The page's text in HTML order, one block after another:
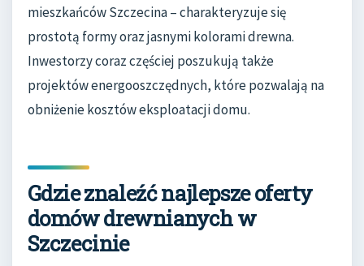
mieszkańców Szczecina – charakteryzuje się
prostotą formy oraz jasnymi kolorami drewna.
Inwestorzy coraz częściej poszukują także
projektów energooszczędnych, które pozwalają na
obniżenie kosztów eksploatacji domu.
Gdzie znaleźć najlepsze oferty
domów drewnianych w
Szczecinie